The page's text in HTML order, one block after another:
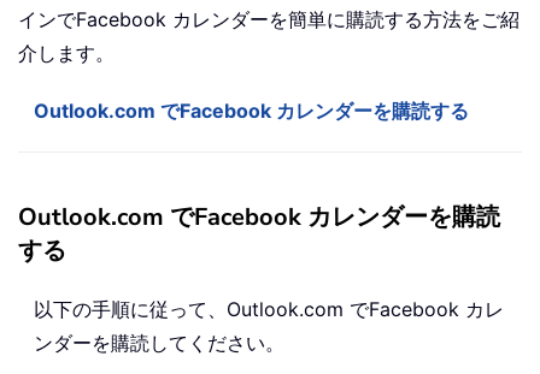
インでFacebook カレンダーを簡単に購読する方法をご紹
介します。
Outlook.com でFacebook カレンダーを購読する
Outlook.com でFacebook カレンダーを購読
する
以下の手順に従って、Outlook.com でFacebook カレ
ンダーを購読してください。